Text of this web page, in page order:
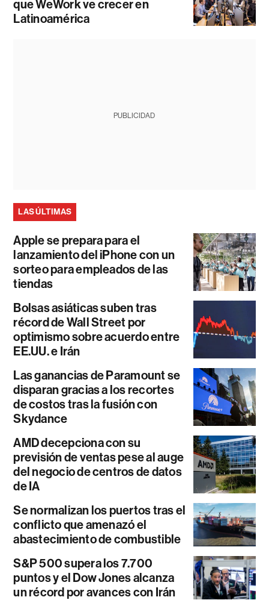
que WeWork ve crecer en
Latinoamérica
PUBLICIDAD
LAS ÚLTIMAS
Apple se prepara para el
lanzamiento del iPhone con un
sorteo para empleados de las
tiendas
Bolsas asiáticas suben tras
récord de Wall Street por
optimismo sobre acuerdo entre
EE.UU. e Irán
Las ganancias de Paramount se
disparan gracias a los recortes
de costos tras la fusión con
Skydance
AMD decepciona con su
previsión de ventas pese al auge
del negocio de centros de datos
de IA
Se normalizan los puertos tras el
conflicto que amenazó el
abastecimiento de combustible
S&P 500 supera los 7.700
puntos y el Dow Jones alcanza
un récord por avances con Irán